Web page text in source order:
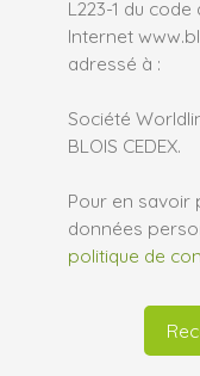
L223-1 du
Internet
adressé à :
Société
BLOIS CEDEX.
Pour en savoir
données
politique de